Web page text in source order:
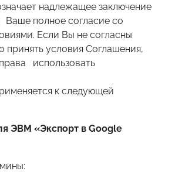
надлежащее заключение
полное согласие со
Если Вы не согласны
принять условия Соглашения,
использовать
к следующей
ЭВМ «Экспорт в Google